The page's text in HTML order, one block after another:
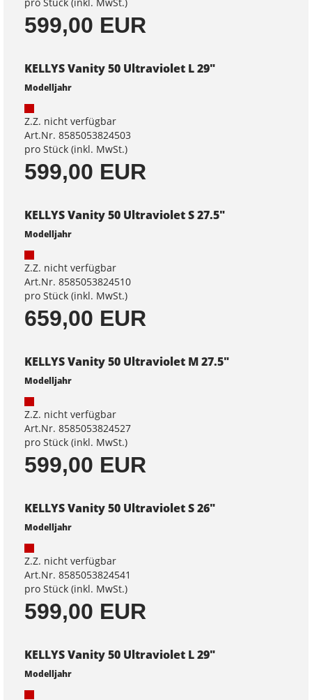
599,00 EUR
KELLYS Vanity 50 Ultraviolet L 29"
Modelljahr
Z.Z. nicht verfügbar
Art.Nr. 8585053824503
pro Stück (inkl. MwSt.)
599,00 EUR
KELLYS Vanity 50 Ultraviolet S 27.5"
Modelljahr
Z.Z. nicht verfügbar
Art.Nr. 8585053824510
pro Stück (inkl. MwSt.)
659,00 EUR
KELLYS Vanity 50 Ultraviolet M 27.5"
Modelljahr
Z.Z. nicht verfügbar
Art.Nr. 8585053824527
pro Stück (inkl. MwSt.)
599,00 EUR
KELLYS Vanity 50 Ultraviolet S 26"
Modelljahr
Z.Z. nicht verfügbar
Art.Nr. 8585053824541
pro Stück (inkl. MwSt.)
599,00 EUR
KELLYS Vanity 50 Ultraviolet L 29"
Modelljahr